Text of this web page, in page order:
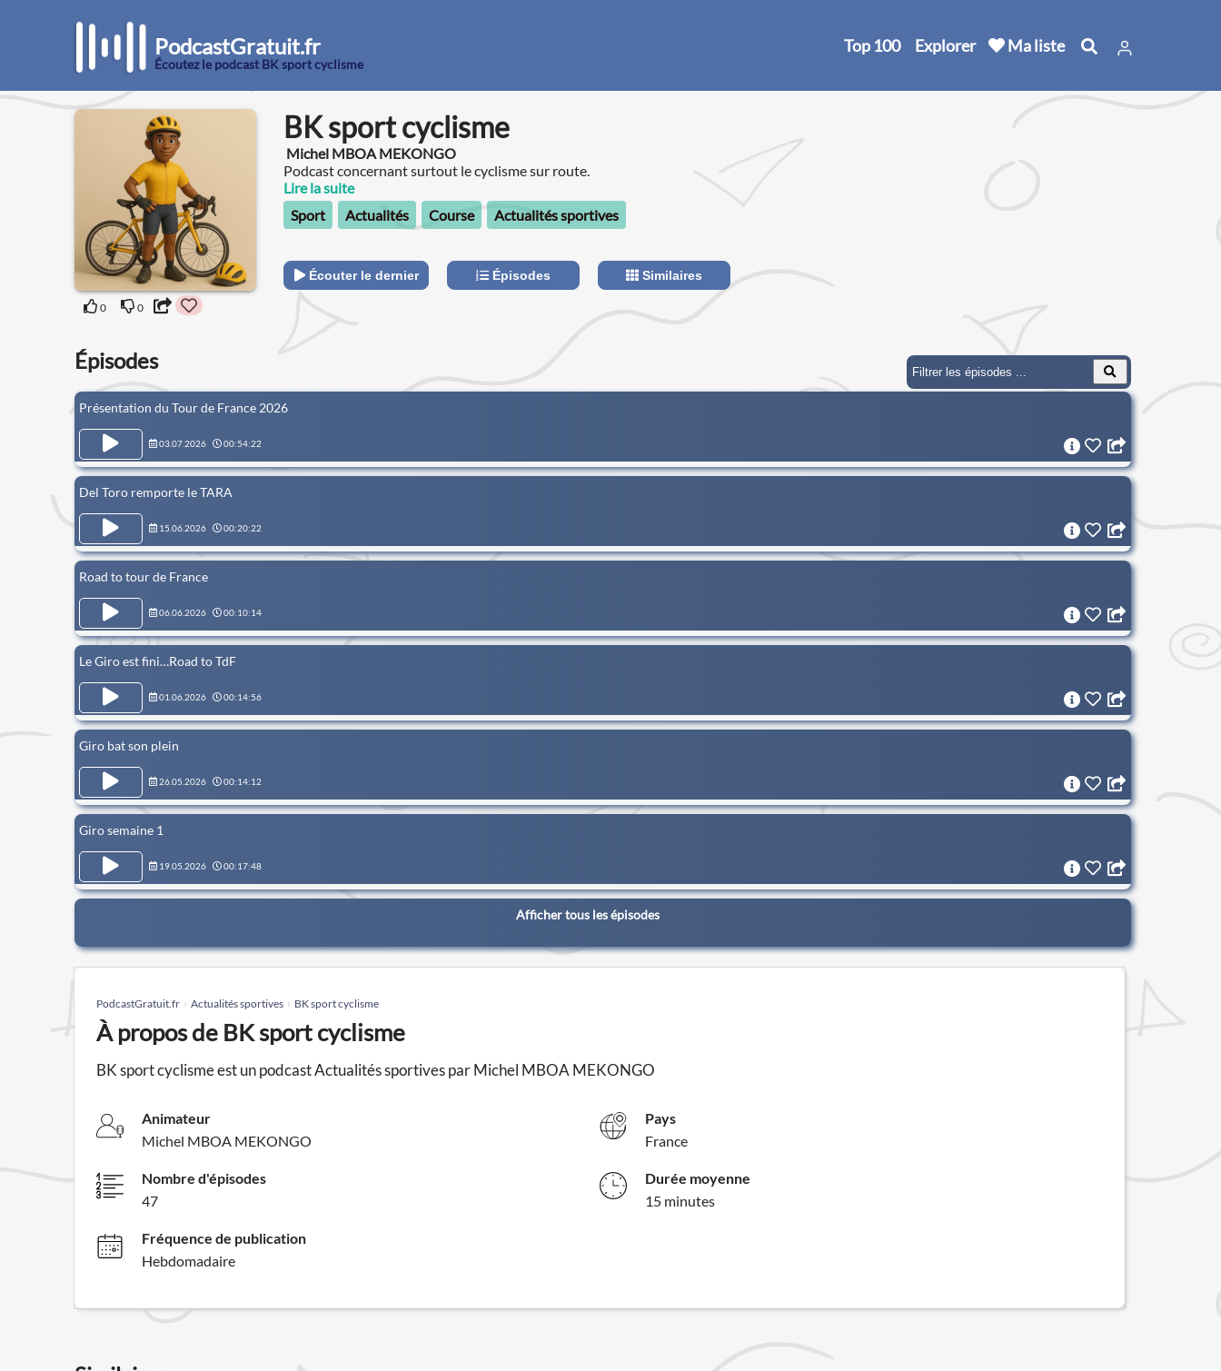
PodcastGratuit.fr
Écoutez le podcast BK sport cyclisme
Top 100 Explorer Ma liste
0 0
BK sport cyclisme
Michel MBOA MEKONGO
Podcast concernant surtout le cyclisme sur route.
Lire la suite
Sport
Actualités Course Actualités sportives
Écouter le dernier Épisodes Similaires
Épisodes
Présentation du Tour de France 2026
03.07.2026 00:54:22
Del Toro remporte le TARA
15.06.2026 00:20:22
Road to tour de France
06.06.2026 00:10:14
Le Giro est fini…Road to TdF
01.06.2026 00:14:56
Giro bat son plein
26.05.2026 00:14:12
Giro semaine 1
19.05.2026 00:17:48
Afficher tous les épisodes
PodcastGratuit.fr Actualités sportives BK sport cyclisme
À propos de BK sport cyclisme
BK sport cyclisme est un podcast Actualités sportives par Michel MBOA MEKONGO
Animateur
Michel MBOA MEKONGO
Pays
France
Nombre d'épisodes
47
Durée moyenne
15 minutes
Fréquence de publication
Hebdomadaire